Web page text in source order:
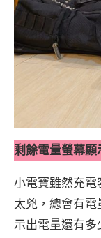
剩餘電量螢幕顯
小電寶雖然充電
太兇，總會有
示出電量還有